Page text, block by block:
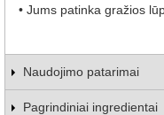
• Jums patinka gražios
Naudojimo patarimai
Pagrindiniai ingredientai